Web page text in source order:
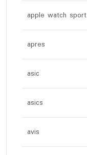
apple watch sport
apres
asic
asics
avis